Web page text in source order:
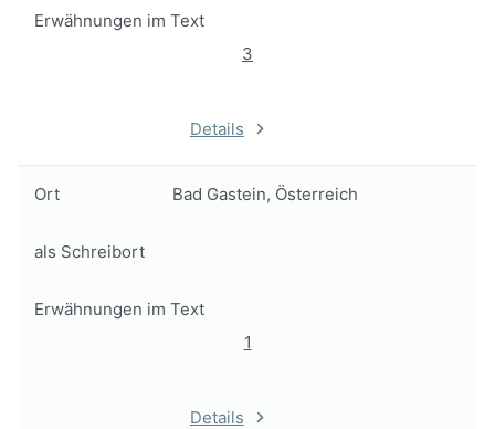
Erwähnungen im Text
3
Details
Ort Bad Gastein, Österreich
als Schreibort
Erwähnungen im Text
1
Details